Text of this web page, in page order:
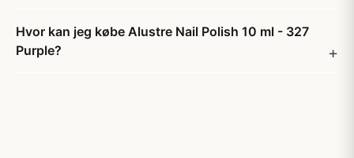
Hvor kan jeg købe Alustre Nail Polish 10 ml - 327
Purple?